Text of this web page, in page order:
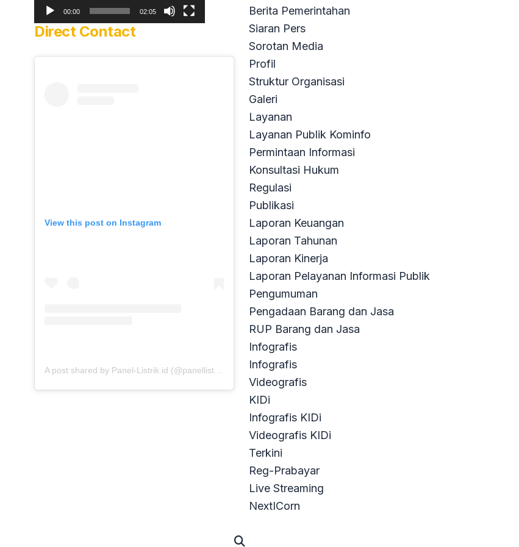
00:00 02:05
Direct Contact
View this post on Instagram
A post shared by Panel-Listrik.id (@panellistrikid)
Berita Pemerintahan
Siaran Pers
Sorotan Media
Profil
Struktur Organisasi
Galeri
Layanan
Layanan Publik Kominfo
Permintaan Informasi
Konsultasi Hukum
Regulasi
Publikasi
Laporan Keuangan
Laporan Tahunan
Laporan Kinerja
Laporan Pelayanan Informasi Publik
Pengumuman
Pengadaan Barang dan Jasa
RUP Barang dan Jasa
Infografis
Infografis
Videografis
KIDi
Infografis KIDi
Videografis KIDi
Terkini
Reg-Prabayar
Live Streaming
NextICorn